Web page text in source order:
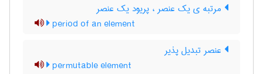
مرتبه ی یک عنصر ، پریود یک عنصر
period of an element
عنصر تبدیل پذیر
permutable element